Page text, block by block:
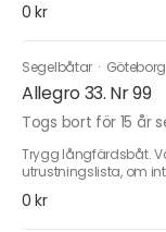
0 kr
Segelbåtar · Göteborg
Allegro 33. Nr 99
Togs bort för 15 år
Trygg långfärdsbåt.
utrustningslista, om
0 kr